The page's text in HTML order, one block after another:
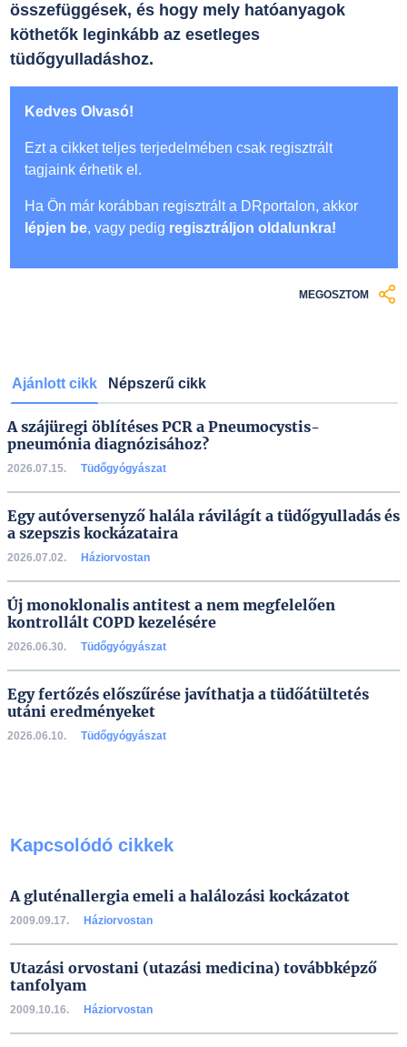
összefüggések, és hogy mely hatóanyagok
köthetők leginkább az esetleges
tüdőgyulladáshoz.
Kedves Olvasó!
Ezt a cikket teljes terjedelmében csak regisztrált
tagjaink érhetik el.
Ha Ön már korábban regisztrált a DRportalon, akkor
lépjen be, vagy pedig regisztráljon oldalunkra!
MEGOSZTOM
Ajánlott cikk Népszerű cikk
A szájüregi öblítéses PCR a Pneumocystis-
pneumónia diagnózisához?
2026.07.15. Tüdőgyógyászat
Egy autóversenyző halála rávilágít a tüdőgyulladás és
a szepszis kockázataira
2026.07.02. Háziorvostan
Új monoklonalis antitest a nem megfelelően
kontrollált COPD kezelésére
2026.06.30. Tüdőgyógyászat
Egy fertőzés előszűrése javíthatja a tüdőátültetés
utáni eredményeket
2026.06.10. Tüdőgyógyászat
Kapcsolódó cikkek
A gluténallergia emeli a halálozási kockázatot
2009.09.17. Háziorvostan
Utazási orvostani (utazási medicina) továbbképző
tanfolyam
2009.10.16. Háziorvostan